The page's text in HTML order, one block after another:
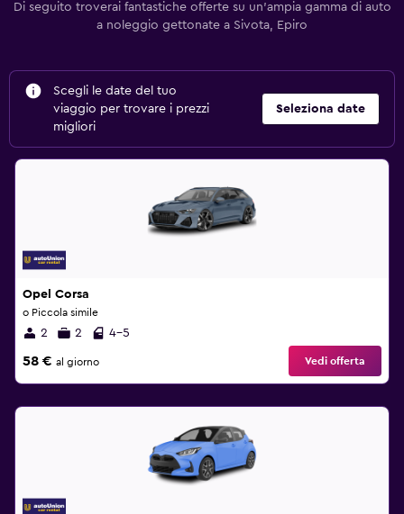
Di seguito troverai fantastiche offerte su un'ampia gamma di auto
a noleggio gettonate a Sivota, Epiro
Scegli le date del tuo
viaggio per trovare i prezzi
migliori
Seleziona date
Opel Corsa
o Piccola simile
2 2 4-5
58 € al giorno Vedi offerta